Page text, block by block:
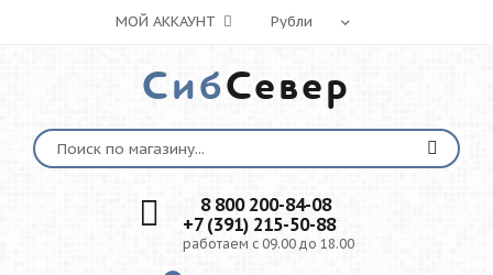
МОЙ АККАУНТ
СибСевер
8 800 200-84-08
+7 (391) 215-50-88
работаем с 09.00 до 18.00